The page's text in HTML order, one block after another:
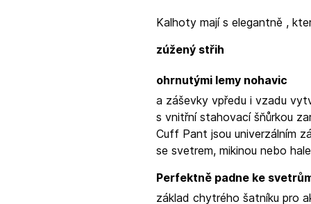
Kalhoty mají
zúžený střih
s elegantně
ohrnutými lemy nohavic
,
a záševky vpředu i vzadu
s vnitřní stahovací šňůrkou
Cuff Pant jsou univerzálním
se svetrem, mikinou nebo
Perfektně padne ke
základ chytrého šatníku pro